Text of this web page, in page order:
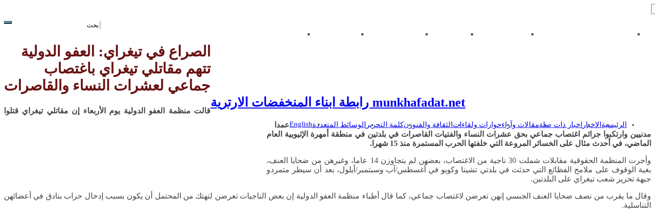
حقوق النشر وشروط الاستخدام سياسة الخصوصية وثائق الرابطة قناديل في المسيرة العقد الاجتماعي
munkhafadat.net رابطة ابناء المنخفضات الارترية
الرئيسية الاخبار اخبار ذات صلةمقالات وآراءحوارات ولقاءات الثقافة والفنوزنكلمة التحرير الوسائط المتعددةEnglish
الصراع في تيغراي: العفو الدولية
تتهم مقاتلي تيغراي باغتصاب
جماعي لعشرات النساء والقاصرات
قالت منظمة العفو الدولية يوم الأربعاء إن مقاتلي تيغراي قتلوا
عمدا
مدنيين وارتكبوا جرائم اغتصاب جماعي بحق عشرات النساء والفتيات القاصرات في بلدتين في منطقة أمهرة الإثيوبية العام
الماضي، في أحدث مثال على الخسائر المروعة التي خلفتها الحرب المستمرة منذ 15 شهرا.
وأجرت المنظمة الحقوقية مقابلات شملت 30 ناجية من الاغتصاب، بعضهن لم يتجاوزن 14 عاما، وغيرهن من ضحايا العنف،
بغية الوقوف على ملامح الفظائع التي حدثت في بلدتي تشينا وكوبو في أغسطس/آب وسبتمبر/أيلول، بعد أن سيطر متمردو
جبهة تحرير شعب تيغراي على البلدتين.
وقال ما يقرب من نصف ضحايا العنف الجنسي إنهن تعرضن لاغتصاب جماعي، كما قال أطباء منظمة العفو الدولية إن بعض الناجيات تعرضن لتهتك من المحتمل أن يكون بسبب إدخال حراب بنادق في أعضائهن
التناسلية.